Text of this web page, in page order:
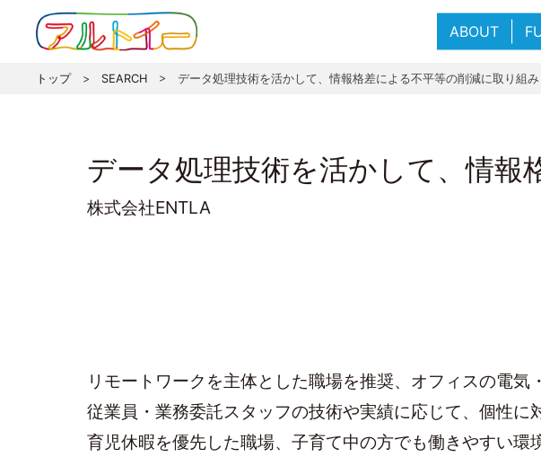
ABOUT
トップ> SEARCH > データ処理技術を活かして、情報格差による不平等の削減に取り組み
データ処理技術を活かして、情報
株式会社ENTLA
リモートワークを主体とした職場を推奨、オフィスの電気
従業員・業務委託スタッフの技術や実績に応じて、個性に
育児休暇を優先した職場、子育て中の方でも働きやすい環